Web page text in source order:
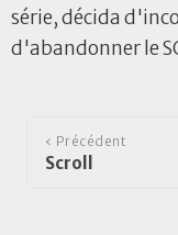
série, décida
d'abandonner le
‹ Précédent
Scroll